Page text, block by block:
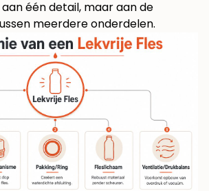
één detail, maar aan de
meerdere onderdelen.